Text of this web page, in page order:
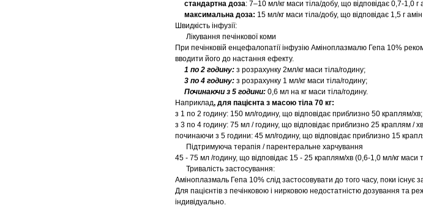
стандартна доза: 7–10 мл/кг маси тіла/добу, що відповідає 0,7-1,0 г
максимальна доза: 15 мл/кг маси тіла/добу, що відповідає 1,5 г
Швидкість інфузії:
Лікування печінкової коми
При печінковій енцефалопатії інфузію Аміноплазмалю Гепа 10%
вводити його до настання ефекту.
1 по 2 годину: з розрахунку 2мл/кг маси тіла/годину;
3 по 4 годину: з розрахунку 1 мл/кг маси тіла/годину;
Починаючи з 5 години: 0,6 мл на кг маси тіла/годину.
Наприклад, для пацієнта з масою тіла 70 кг:
з 1 по 2 годину: 150 мл/годину, що відповідає приблизно 50 краплям/хв;
з 3 по 4 годину: 75 мл / годину, що відповідає приблизно 25 краплям /
починаючи з 5 години: 45 мл/годину, що відповідає приблизно 15
Підтримуюча терапія / парентеральне харчування
45 - 75 мл /годину, що відповідає 15 - 25 краплям/хв (0,6-1,0 мл/кг маси
Тривалість застосування:
Аміноплазмаль Гепа 10% слід застосовувати до того часу, поки існує
Для пацієнтів з печінковою і нирковою недостатністю дозування та
індивідуально.